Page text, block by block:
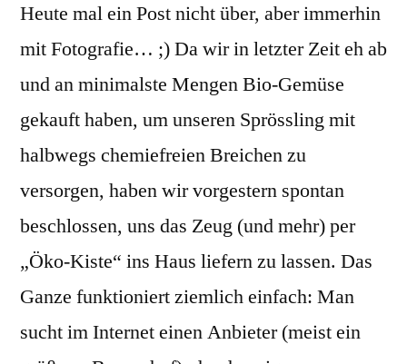
Heute mal ein Post nicht über, aber immerhin
mit Fotografie… ;) Da wir in letzter Zeit eh ab
und an minimalste Mengen Bio-Gemüse
gekauft haben, um unseren Sprössling mit
halbwegs chemiefreien Breichen zu
versorgen, haben wir vorgestern spontan
beschlossen, uns das Zeug (und mehr) per
„Öko-Kiste“ ins Haus liefern zu lassen. Das
Ganze funktioniert ziemlich einfach: Man
sucht im Internet einen Anbieter (meist ein